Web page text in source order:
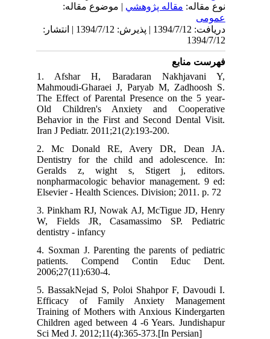
نوع مقاله:مقاله پژوهشي| موضوع مقاله:
عمومى
دریافت: 1394/7/12 | پذیرش: 1394/7/12 | انتشار:
1394/7/12
فهرست منابع
1. Afshar H, Baradaran Nakhjavani Y,
Mahmoudi-Gharaei J, Paryab M, Zadhoosh S.
The Effect of Parental Presence on the 5 year-
Old Children's Anxiety and Cooperative
Behavior in the First and Second Dental Visit.
Iran J Pediatr. 2011;21(2):193-200.
2. Mc Donald RE, Avery DR, Dean JA.
Dentistry for the child and adolescence. In:
Geralds z, wight s, Stigert j, editors.
nonpharmacologic behavior management. 9 ed:
Elsevier - Health Sciences. Division; 2011. p. 72
3. Pinkham RJ, Nowak AJ, McTigue JD, Henry
W, Fields JR, Casamassimo SP. Pediatric
dentistry - infancy
4. Soxman J. Parenting the parents of pediatric
patients. Compend Contin Educ Dent.
2006;27(11):630-4.
5. BassakNejad S, Poloi Shahpor F, Davoudi I.
Efficacy of Family Anxiety Management
Training of Mothers with Anxious Kindergarten
Children aged between 4 -6 Years. Jundishapur
Sci Med J. 2012;11(4):365-373.[In Persian]